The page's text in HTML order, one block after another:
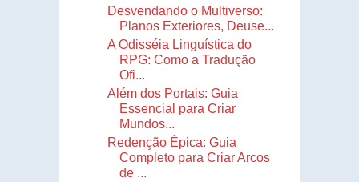
Desvendando o Multiverso:
Planos Exteriores, Deuse...
A Odisséia Linguística do
RPG: Como a Tradução
Ofi...
Além dos Portais: Guia
Essencial para Criar
Mundos...
Redenção Épica: Guia
Completo para Criar Arcos
de ...